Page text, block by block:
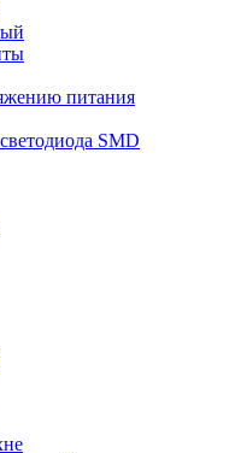
питания
SMD